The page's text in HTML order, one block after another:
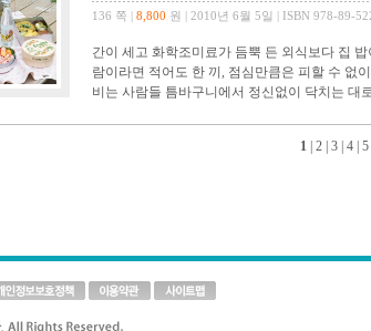
136 쪽 | 8,800 원 | 2010년 6월 5일 | ISBN 978-89-
간이 세고 화학조미료가 듬뿍 든 외식보다 집
람이라면 적어도 한 끼, 점심만큼은 피할 수 없
비는 사람들 틈바구니에서 정신없이 닥치는 대
1 2| 3| 4| 5|